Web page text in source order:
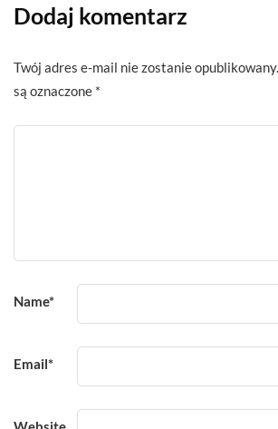
Dodaj komentarz
Twój adres e-mail nie zostanie opublikowany.
są oznaczone *
Name*
Email*